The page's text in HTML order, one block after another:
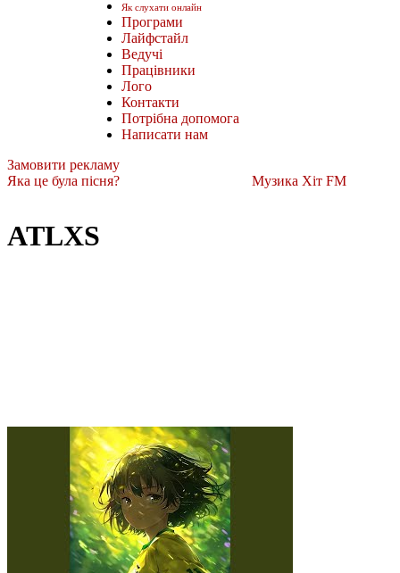
Як слухати онлайн
Програми
Лайфстайл
Ведучі
Працівники
Лого
Контакти
Потрібна допомога
Написати нам
Замовити рекламу
Яка це була пісня?
Музика Хіт FM
ATLXS